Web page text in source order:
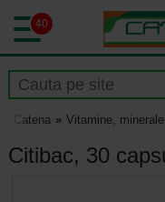
40
Catena Vitamine,
Citibac, 30